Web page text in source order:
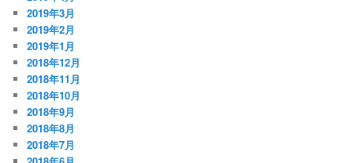
2019年3月
2019年2月
2019年1月
2018年12月
2018年11月
2018年10月
2018年9月
2018年8月
2018年7月